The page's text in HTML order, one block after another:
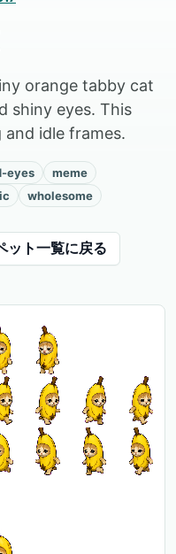
orange tabby cat
shiny eyes. This
idle frames.
eyes
meme
wholesome
ット一覧に戻る